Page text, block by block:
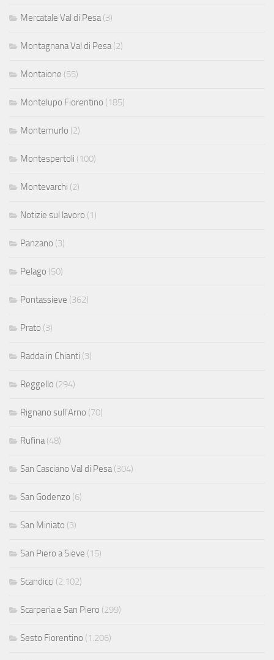
Mercatale Val di Pesa(3)
Montagnana Val di Pesa(2)
Montaione (55)
Montelupo Fiorentino (185)
Montemurlo (2)
Montespertoli (100)
Montevarchi (2)
Notizie sul lavoro (1)
Panzano (3)
Pelago (50)
Pontassieve (362)
Prato (3)
Radda in Chianti (3)
Reggello (294)
Rignano sull'Arno (70)
Rufina(48)
San Casciano Val di Pesa(304)
San Godenzo (6)
San Miniato (3)
San Piero a Sieve (15)
Scandicci (2.102)
Scarperia e San Piero (299)
Sesto Fiorentino (1.206)